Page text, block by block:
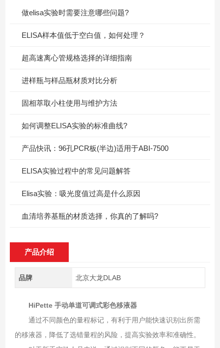
做elisa实验时需要注意哪些问题?
ELISA样本值低于空白值，如何处理？
超高速离心管规格选择的详细指南
进样瓶与样品瓶材质对比分析
固相萃取小柱使用与维护方法
如何调整ELISA实验的标准曲线?
产品快讯：96孔PCR板(半边)适用于ABI-7500
ELISA实验过程中的常见问题解答
Elisa实验：吸光度值过高是什么原因
血清培养基瓶的材质选择，你真的了解吗?
产品介绍
品牌 北京大龙DLAB
HiPette 手动单道可调式彩色移液器
通过不同颜色的量程标记，有利于用户能快速识别出所需
的移液器，降低了选错量程的风险，提高实验效率和准确性。